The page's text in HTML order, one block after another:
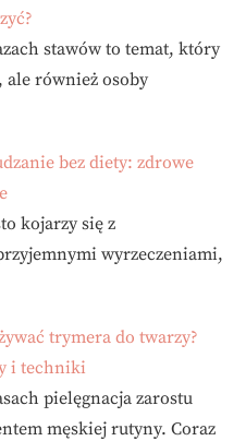
stawów to temat, który
również osoby
bez diety: zdrowe
kojarzy się z
wyrzeczeniami,
trymera do twarzy?
i techniki
pielęgnacja zarostu
męskiej rutyny. Coraz